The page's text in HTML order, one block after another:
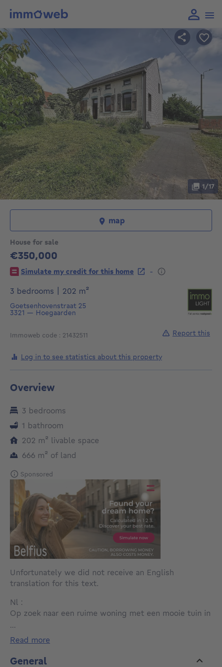
House for sale
€350,000
350000€
Simulate my credit for this home
-
3 bedrooms
202 m²
Goetsenhovenstraat 25
3321 — Hoegaarden
Immoweb code : 21432511
1/17
map
Log in to see statistics about this property
Report this
Overview
3 bedrooms
1 bathroom
202 m² square meters
livable space
666 m² square meters
of land
Sponsored
Unfortunately we did not receive an English
translation for this text.
Nl :
Op zoek naar een ruime woning met een mooie tuin in
Hoegaarden biedt u een bewoonbare oppervlakte van
ca. 202 m² op een perceel van 666 m² en combineert
ruimte, licht en comfort.
...
read more
General